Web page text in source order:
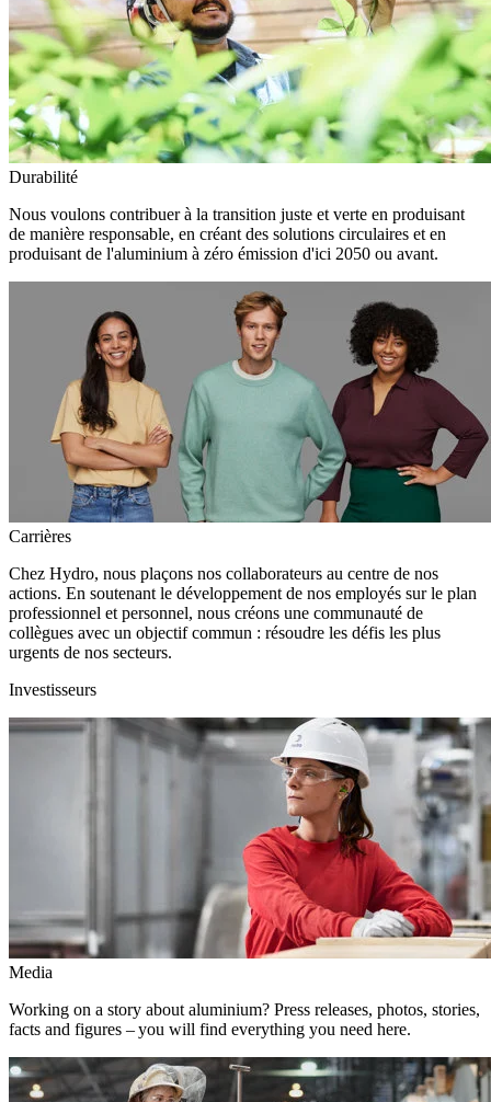
Durabilité
Nous voulons contribuer à la transition juste et verte en produisant
de manière responsable, en créant des solutions circulaires et en
produisant de l'aluminium à zéro émission d'ici 2050 ou avant.
Carrières
Chez Hydro, nous plaçons nos collaborateurs au centre de nos
actions. En soutenant le développement de nos employés sur le plan
professionnel et personnel, nous créons une communauté de
collègues avec un objectif commun : résoudre les défis les plus
urgents de nos secteurs.
Investisseurs
Media
Working on a story about aluminium? Press releases, photos, stories,
facts and figures – you will find everything you need here.